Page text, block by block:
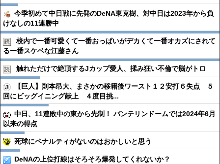
今季初めて中日戦に先発のDeNA東克樹、対中日は2023年から負
けなしの11連勝中
校内で一番可愛くて一番おっぱいがデカくて一番オカズにされて
る一番スケベな江藤さん
触れただけで絶頂するJカップ愛人、揉み狂い不倫で脳がトロ
【巨人】則本昂大、まさかの移籍後ワースト１２安打６失点 ５
回にビッグイニング献上 ４度目挑...
中日、11連敗中の東から先制！ バンテリンドームでは2024年6月
以来の得点
死球にペナルティがないのはおかしいと思う
DeNAの上位打線はそろそろ爆発してくれないか？